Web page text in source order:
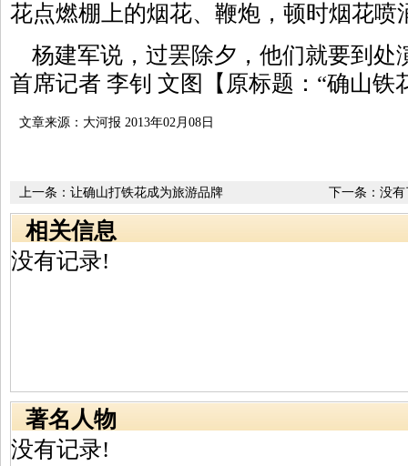
花点燃棚上的烟花、鞭炮，顿时烟花喷
杨建军说，过罢除夕，他们就要到处
首席记者 李钊 文图【原标题：“确山铁
文章来源：大河报 2013年02月08日
下一条：没有
上一条： 让确山打铁花成为旅游品牌
相关信息
没有记录!
著名人物
没有记录!